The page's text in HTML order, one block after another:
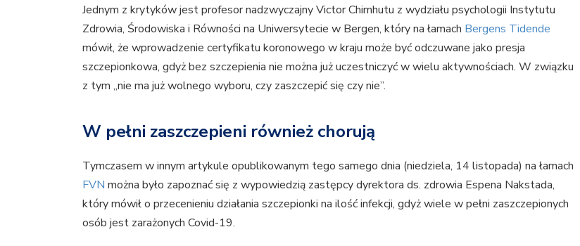
Jednym z krytyków jest profesor nadzwyczajny Victor Chimhutu z wydziału psychologii Instytutu
Zdrowia, Środowiska i Równości na Uniwersytecie w Bergen, który na łamach Bergens Tidende
mówił, że wprowadzenie certyfikatu koronowego w kraju może być odczuwane jako presja
szczepionkowa, gdyż bez szczepienia nie można już uczestniczyć w wielu aktywnościach. W związku
z tym „nie ma już wolnego wyboru, czy zaszczepić się czy nie”.
W pełni zaszczepieni również chorują
Tymczasem w innym artykule opublikowanym tego samego dnia (niedziela, 14 listopada) na łamach
FVN można było zapoznać się z wypowiedzią zastępcy dyrektora ds. zdrowia Espena Nakstada,
który mówił o przecenieniu działania szczepionki na ilość infekcji, gdyż wiele w pełni zaszczepionych
osób jest zarażonych Covid-19.